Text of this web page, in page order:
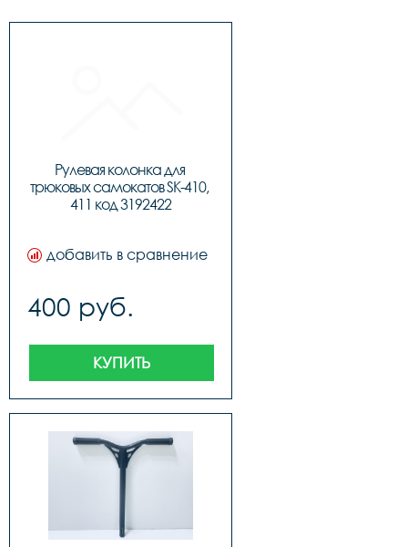
Рулевая колонка для
трюковых самокатов SK-410,
411 код 3192422
добавить в сравнение
400 руб.
КУПИТЬ